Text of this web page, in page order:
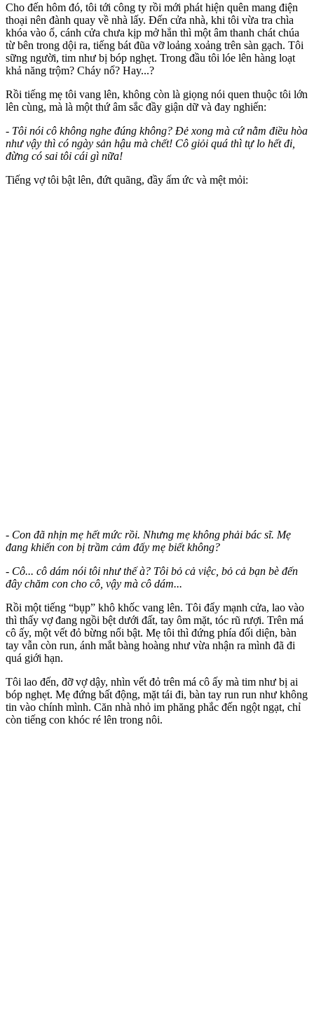
Cho đến hôm đó, tôi tới công ty rồi mới phát hiện quên mang điện
thoại nên đành quay về nhà lấy. Đến cửa nhà, khi tôi vừa tra chìa
khóa vào ổ, cánh cửa chưa kịp mở hẳn thì một âm thanh chát chúa
từ bên trong dội ra, tiếng bát đũa vỡ loảng xoảng trên sàn gạch. Tôi
sững người, tim như bị bóp nghẹt. Trong đầu tôi lóe lên hàng loạt
khả năng trộm? Cháy nổ? Hay...?
Rồi tiếng mẹ tôi vang lên, không còn là giọng nói quen thuộc tôi lớn
lên cùng, mà là một thứ âm sắc đầy giận dữ và đay nghiến:
- Tôi nói cô không nghe đúng không? Đẻ xong mà cứ nằm điều hòa
như vậy thì có ngày sản hậu mà chết! Cô giỏi quá thì tự lo hết đi,
đừng có sai tôi cái gì nữa!
Tiếng vợ tôi bật lên, đứt quãng, đầy ấm ức và mệt mỏi:
- Con đã nhịn mẹ hết mức rồi. Nhưng mẹ không phải bác sĩ. Mẹ
đang khiến con bị trầm cảm đấy mẹ biết không?
- Cô... cô dám nói tôi như thế à? Tôi bỏ cả việc, bỏ cả bạn bè đến
đây chăm con cho cô, vậy mà cô dám...
Rồi một tiếng “bụp” khô khốc vang lên. Tôi đẩy mạnh cửa, lao vào
thì thấy vợ đang ngồi bệt dưới đất, tay ôm mặt, tóc rũ rượi. Trên má
cô ấy, một vết đỏ bừng nổi bật. Mẹ tôi thì đứng phía đối diện, bàn
tay vẫn còn run, ánh mắt bàng hoàng như vừa nhận ra mình đã đi
quá giới hạn.
Tôi lao đến, đỡ vợ dậy, nhìn vết đỏ trên má cô ấy mà tim như bị ai
bóp nghẹt. Mẹ đứng bất động, mặt tái đi, bàn tay run run như không
tin vào chính mình. Căn nhà nhỏ im phăng phắc đến ngột ngạt, chỉ
còn tiếng con khóc ré lên trong nôi.